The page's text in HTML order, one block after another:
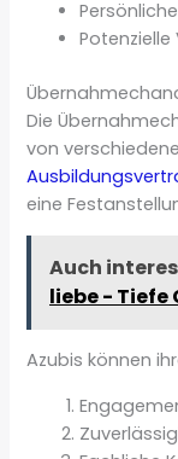
Die
von
eine
Auch
liebe - Tiefe
Azubis können